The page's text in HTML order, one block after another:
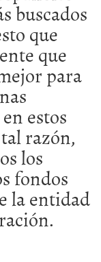
buscados
que
que
para
estos
razón,
los
fondos
la entidad